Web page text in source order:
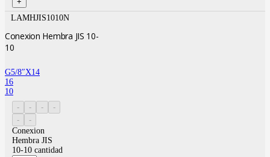
LAMHJIS1010N
Conexion Hembra JIS 10-
10
G5/8″X14
16
10
Conexion
Hembra JIS
10-10 cantidad